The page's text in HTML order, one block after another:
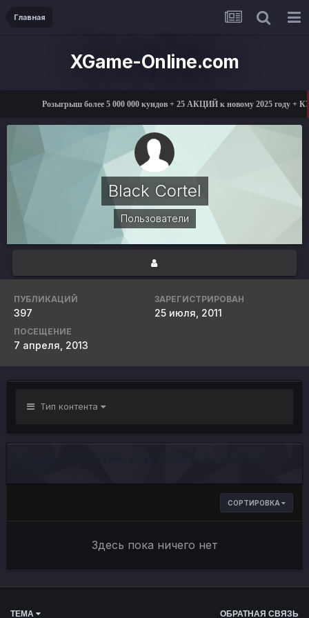
Главная
XGame-Online.com
Розыгрыш более 5 000 000 куидов + 25 АКЦИЙ к новому 2025 году
Black Cortel
Пользователи
ПУБЛИКАЦИЙ
397
ЗАРЕГИСТРИРОВАН
25 июля, 2011
ПОСЕЩЕНИЕ
7 апреля, 2013
Тип контента
СОРТИРОВКА
Здесь пока ничего нет
ТЕМА ОБРАТНАЯ СВЯЗЬ